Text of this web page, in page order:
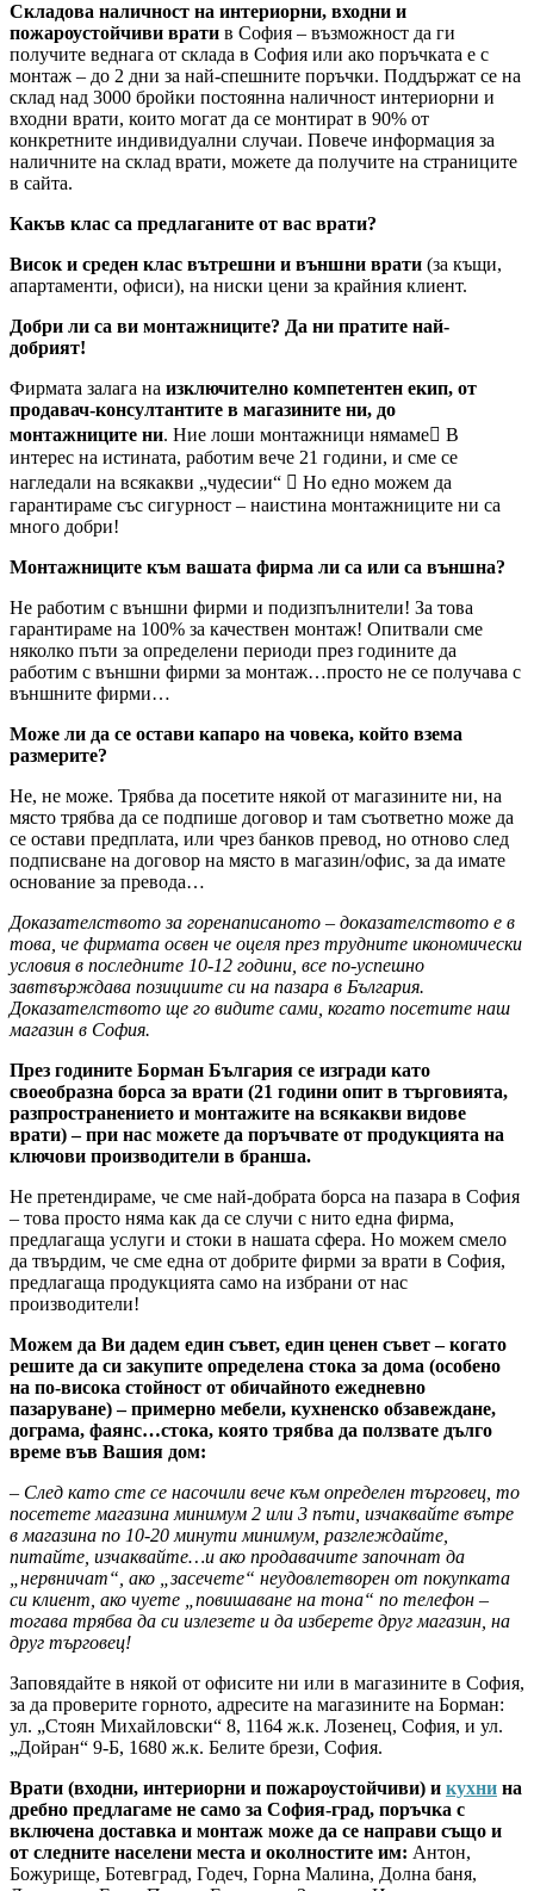
Складова наличност на интериорни, входни и
пожароустойчиви врати в София – възможност да ги
получите веднага от склада в София или ако поръчката е с
монтаж – до 2 дни за най-спешните поръчки. Поддържат се на
склад над 3000 бройки постоянна наличност интериорни и
входни врати, които могат да се монтират в 90% от
конкретните индивидуални случаи. Повече информация за
наличните на склад врати, можете да получите на страниците
в сайта.
Какъв клас са предлаганите от вас врати?
Висок и среден клас вътрешни и външни врати (за къщи,
апартаменти, офиси), на ниски цени за крайния клиент.
Добри ли са ви монтажниците? Да ни пратите най-
добрият!
Фирмата залага на изключително компетентен екип, от
продавач-консултантите в магазините ни, до
монтажниците ни. Ние лоши монтажници нямаме В
интерес на истината, работим вече 21 години, и сме се
нагледали на всякакви „чудесии“  Но едно можем да
гарантираме със сигурност – наистина монтажниците ни са
много добри!
Монтажниците към вашата фирма ли са или са външна?
Не работим с външни фирми и подизпълнители! За това
гарантираме на 100% за качествен монтаж! Опитвали сме
няколко пъти за определени периоди през годините да
работим с външни фирми за монтаж…просто не се получава с
външните фирми…
Може ли да се остави капаро на човека, който взема
размерите?
Не, не може. Трябва да посетите някой от магазините ни, на
място трябва да се подпише договор и там съответно може да
се остави предплата, или чрез банков превод, но отново след
подписване на договор на място в магазин/офис, за да имате
основание за превода…
Доказателството за горенаписаното – доказателството е в
това, че фирмата освен че оцеля през трудните икономически
условия в последните 10-12 години, все по-успешно
завтвърждава позициите си на пазара в България.
Доказателството ще го видите сами, когато посетите наш
магазин в София.
През годините Борман България се изгради като
своеобразна борса за врати (21 години опит в търговията,
разпространението и монтажите на всякакви видове
врати) – при нас можете да поръчвате от продукцията на
ключови производители в бранша.
Не претендираме, че сме най-добрата борса на пазара в София
– това просто няма как да се случи с нито една фирма,
предлагаща услуги и стоки в нашата сфера. Но можем смело
да твърдим, че сме една от добрите фирми за врати в София,
предлагаща продукцията само на избрани от нас
производители!
Можем да Ви дадем един съвет, един ценен съвет – когато
решите да си закупите определена стока за дома (особено
на по-висока стойност от обичайното ежедневно
пазаруване) – примерно мебели, кухненско обзавеждане,
дограма, фаянс…стока, която трябва да ползвате дълго
време във Вашия дом:
– След като сте се насочили вече към определен търговец, то
посетете магазина минимум 2 или 3 пъти, изчаквайте вътре
в магазина по 10-20 минути минимум, разглеждайте,
питайте, изчаквайте…и ако продавачите започнат да
„нервничат“, ако „засечете“ неудовлетворен от покупката
си клиент, ако чуете „повишаване на тона“ по телефон –
тогава трябва да си излезете и да изберете друг магазин, на
друг търговец!
Заповядайте в някой от офисите ни или в магазините в София,
за да проверите горното, адресите на магазините на Борман:
ул. „Стоян Михайловски“ 8, 1164 ж.к. Лозенец, София, и ул.
„Дойран“ 9-Б, 1680 ж.к. Белите брези, София.
Врати (входни, интериорни и пожароустойчиви) и кухни на
дребно предлагаме не само за София-град, поръчка с
включена доставка и монтаж може да се направи също и
от следните населени места и околностите им: Антон,
Божурище, Ботевград, Годеч, Горна Малина, Долна баня,